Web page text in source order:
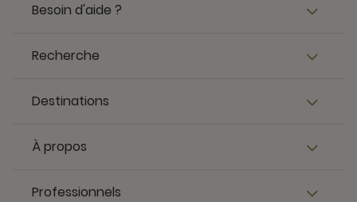
Besoin d'aide ?
Recherche
Destinations
À propos
Professionnels